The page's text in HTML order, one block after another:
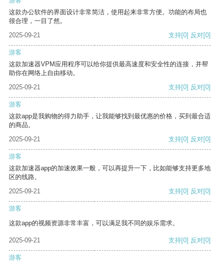
这款办公软件的界面设计非常简洁，使用起来非常方便。功能的布局也
很合理，一目了然。
2025-09-21
支持[0] 反对[0]
游客
这款加速器VPM应用程序可以给你提供最高速度和安全性的连接，并帮
助你在网络上自由移动。
2025-09-21
支持[0] 反对[0]
游客
这款app是我购物的得力助手，让我能够找到最优惠的价格，买到最合适
的商品。
2025-09-21
支持[0] 反对[0]
游客
这款加速器app的加速效果一般，可以再提升一下，比如能够支持更多地
区的线路。
2025-09-21
支持[0] 反对[0]
游客
这款app的视频资源非常丰富，可以满足我不同的娱乐需求。
2025-09-21 支持[0] 反对[0]
游客